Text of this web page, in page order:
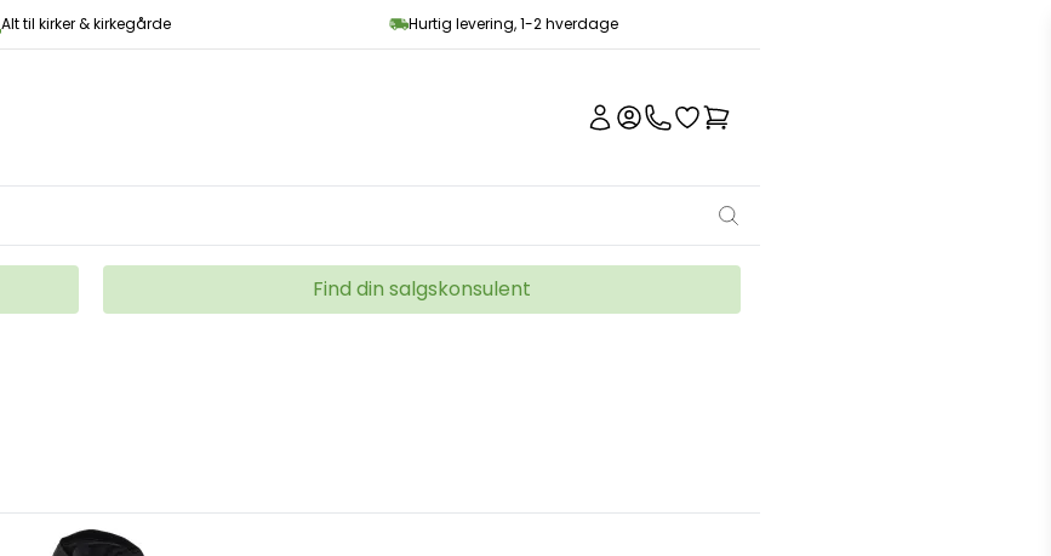
Alt til kirker & kirkegårde Hurtig levering, 1-2 hverdage
Find din salgskonsulent